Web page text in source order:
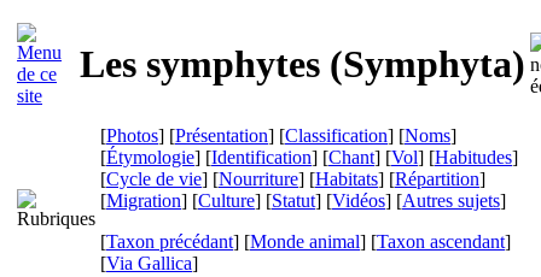
Les symphytes (Symphyta)
[Photos] [Présentation] [Classification] [Noms]
[Étymologie] [Identification] [Chant] [Vol] [Habitudes]
[Cycle de vie] [Nourriture] [Habitats] [Répartition]
[Migration] [Culture] [Statut] [Vidéos] [Autres sujets]
[Taxon précédant] [Monde animal] [Taxon ascendant]
[Via Gallica]